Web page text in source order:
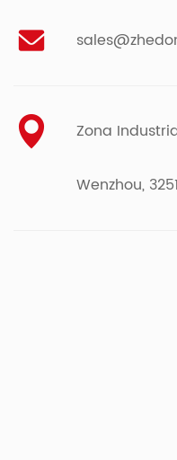
Zona
Wenzhou,